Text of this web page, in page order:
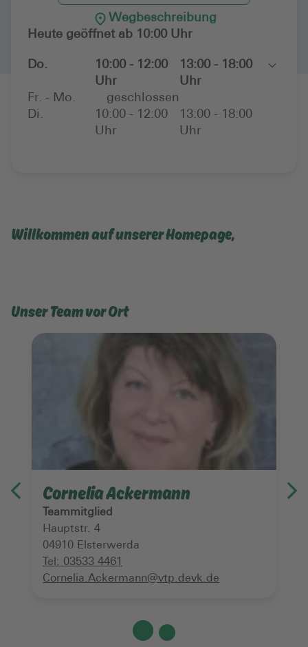
Wegbeschreibung
Heute geöffnet ab 10:00 Uhr
Do.
10:00 - 12:00
Uhr
13:00 - 18:00
Uhr
Fr. - Mo.
geschlossen
Di.
10:00 - 12:00
Uhr
13:00 - 18:00
Uhr
Toggle
Willkommen auf unserer Homepage,
Unser Team vor Ort
Cornelia Ackermann
Teammitglied
Hauptstr. 4
04910 Elsterwerda
Tel: 03533 4461
Cornelia.Ackermann@vtp.devk.de